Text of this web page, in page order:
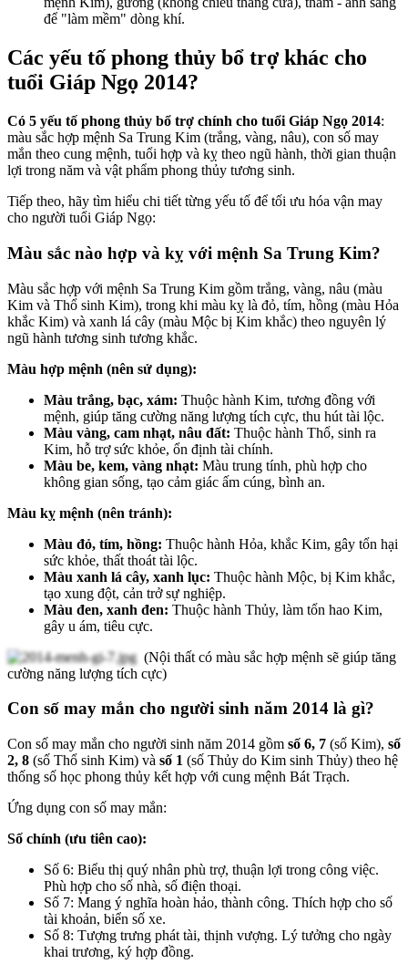
để "làm mềm" dòng khí.
Các yếu tố phong thủy bổ trợ khác cho
tuổi Giáp Ngọ 2014?
Có 5 yếu tố phong thủy bổ trợ chính cho tuổi Giáp Ngọ 2014:
màu sắc hợp mệnh Sa Trung Kim (trắng, vàng, nâu), con số may
mắn theo cung mệnh, tuổi hợp và kỵ theo ngũ hành, thời gian thuận
lợi trong năm và vật phẩm phong thủy tương sinh.
Tiếp theo, hãy tìm hiểu chi tiết từng yếu tố để tối ưu hóa vận may
cho người tuổi Giáp Ngọ:
Màu sắc nào hợp và kỵ với mệnh Sa Trung Kim?
Màu sắc hợp với mệnh Sa Trung Kim gồm trắng, vàng, nâu (màu
Kim và Thổ sinh Kim), trong khi màu kỵ là đỏ, tím, hồng (màu Hỏa
khắc Kim) và xanh lá cây (màu Mộc bị Kim khắc) theo nguyên lý
ngũ hành tương sinh tương khắc.
Màu hợp mệnh (nên sử dụng):
Màu trắng, bạc, xám: Thuộc hành Kim, tương đồng với
mệnh, giúp tăng cường năng lượng tích cực, thu hút tài lộc.
Màu vàng, cam nhạt, nâu đất: Thuộc hành Thổ, sinh ra
Kim, hỗ trợ sức khỏe, ổn định tài chính.
Màu be, kem, vàng nhạt: Màu trung tính, phù hợp cho
không gian sống, tạo cảm giác ấm cúng, bình an.
Màu kỵ mệnh (nên tránh):
Màu đỏ, tím, hồng: Thuộc hành Hỏa, khắc Kim, gây tổn hại
sức khỏe, thất thoát tài lộc.
Màu xanh lá cây, xanh lục: Thuộc hành Mộc, bị Kim khắc,
tạo xung đột, cản trở sự nghiệp.
Màu đen, xanh đen: Thuộc hành Thủy, làm tổn hao Kim,
gây u ám, tiêu cực.
(Nội thất có màu sắc hợp mệnh sẽ giúp tăng
cường năng lượng tích cực)
Con số may mắn cho người sinh năm 2014 là gì?
Con số may mắn cho người sinh năm 2014 gồm số 6, 7 (số Kim), số
2, 8 (số Thổ sinh Kim) và số 1 (số Thủy do Kim sinh Thủy) theo hệ
thống số học phong thủy kết hợp với cung mệnh Bát Trạch.
Ứng dụng con số may mắn:
Số chính (ưu tiên cao):
Số 6: Biểu thị quý nhân phù trợ, thuận lợi trong công việc.
Phù hợp cho số nhà, số điện thoại.
Số 7: Mang ý nghĩa hoàn hảo, thành công. Thích hợp cho số
tài khoản, biển số xe.
Số 8: Tượng trưng phát tài, thịnh vượng. Lý tưởng cho ngày
khai trương, ký hợp đồng.